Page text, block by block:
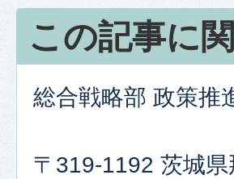
この記事に
総合戦略部 政策推
〒319-1192 茨城